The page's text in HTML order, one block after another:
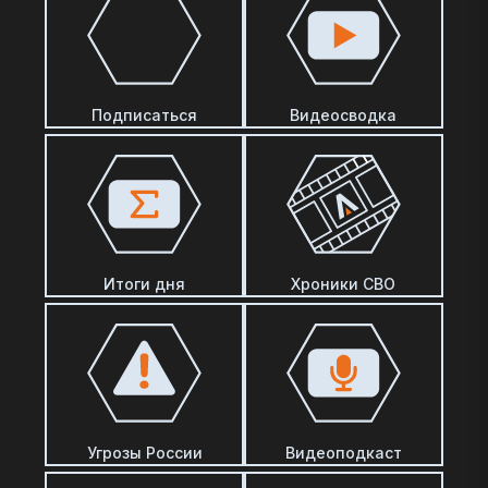
Подписаться Видеосводка
Итоги дня Хроники СВО
Угрозы России Видеоподкаст